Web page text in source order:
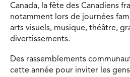
Canada, la fête des Canadiens
notamment lors de journées
arts visuels, musique, théâtre,
divertissements.
Des rassemblements
cette année pour inviter les